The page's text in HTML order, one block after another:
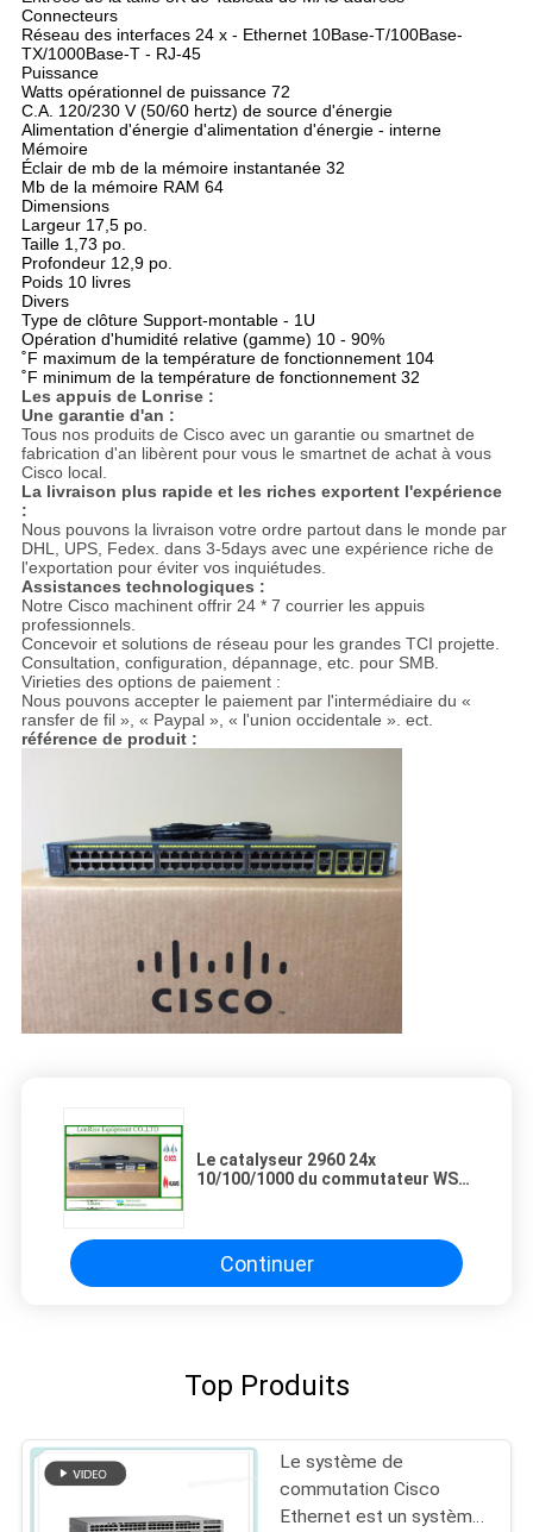
Connecteurs
Réseau des interfaces 24 x - Ethernet 10Base-T/100Base-
TX/1000Base-T - RJ-45
Puissance
Watts opérationnel de puissance 72
C.A. 120/230 V (50/60 hertz) de source d'énergie
Alimentation d'énergie d'alimentation d'énergie - interne
Mémoire
Éclair de mb de la mémoire instantanée 32
Mb de la mémoire RAM 64
Dimensions
Largeur 17,5 po.
Taille 1,73 po.
Profondeur 12,9 po.
Poids 10 livres
Divers
Type de clôture Support-montable - 1U
Opération d'humidité relative (gamme) 10 - 90%
˚F maximum de la température de fonctionnement 104
˚F minimum de la température de fonctionnement 32
Les appuis de Lonrise :
Une garantie d'an :
Tous nos produits de Cisco avec un garantie ou smartnet de
fabrication d'an libèrent pour vous le smartnet de achat à vous
Cisco local.
La livraison plus rapide et les riches exportent l'expérience
:
Nous pouvons la livraison votre ordre partout dans le monde par
DHL, UPS, Fedex. dans 3-5days avec une expérience riche de
l'exportation pour éviter vos inquiétudes.
Assistances technologiques :
Notre Cisco machinent offrir 24 * 7 courrier les appuis
professionnels.
Concevoir et solutions de réseau pour les grandes TCI projette.
Consultation, configuration, dépannage, etc. pour SMB.
Virieties des options de paiement :
Nous pouvons accepter le paiement par l'intermédiaire du «
ransfer de fil », « Paypal », « l'union occidentale ». ect.
référence de produit :
Le catalyseur 2960 24x
10/100/1000 du commutateur WS-
Continuer
Top Produits
Le système de
commutation Cisco
Ethernet est un système